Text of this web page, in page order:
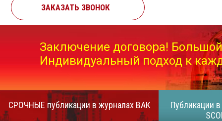
ЗАКАЗАТЬ ЗВОНОК
Заключение договора!
Индивидуальный подход к
СРОЧНЫЕ публикации в журналах ВАК
Публикации